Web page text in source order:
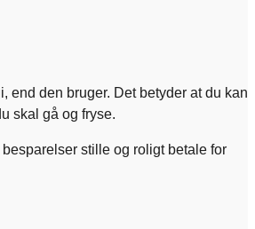
end den bruger. Det betyder at du kan
skal gå og fryse.
stille og roligt betale for